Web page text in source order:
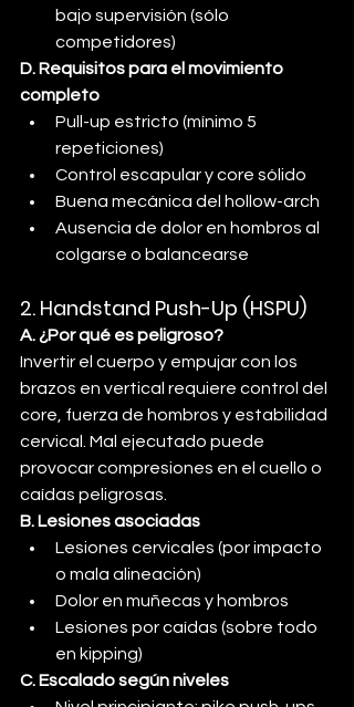
bajo supervisión (sólo
competidores)
D. Requisitos para el movimiento
completo
Pull-up estricto (mínimo 5
repeticiones)
Control escapular y core sólido
Buena mecánica del hollow-arch
Ausencia de dolor en hombros al
colgarse o balancearse
2. Handstand Push-Up (HSPU)
A. ¿Por qué es peligroso?
Invertir el cuerpo y empujar con los
brazos en vertical requiere control del
core, fuerza de hombros y estabilidad
cervical. Mal ejecutado puede
provocar compresiones en el cuello o
caídas peligrosas.
B. Lesiones asociadas
Lesiones cervicales (por impacto
o mala alineación)
Dolor en muñecas y hombros
Lesiones por caídas (sobre todo
en kipping)
C. Escalado según niveles